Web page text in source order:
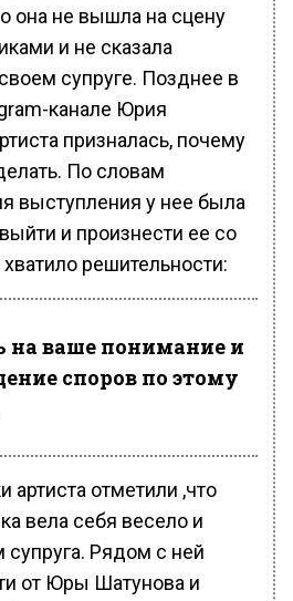
она не вышла на сцену
и не сказала
супруге. Позднее в
канале Юрия
призналась, почему
По словам
выступления у нее была
и произнести ее со
решительности:
на ваше понимание и
споров по этому
артиста отметили ,что
вела себя весело и
супруга. Рядом с ней
от Юры Шатунова и